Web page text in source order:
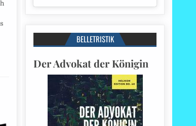
BELLETRISTIK
Der Advokat der Königin